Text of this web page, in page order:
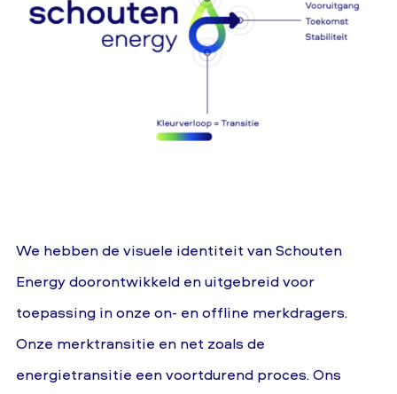
We hebben de visuele identiteit van Schouten
Energy doorontwikkeld en uitgebreid voor
toepassing in onze on- en offline merkdragers.
Onze merktransitie en net zoals de
energietransitie een voortdurend proces. Ons